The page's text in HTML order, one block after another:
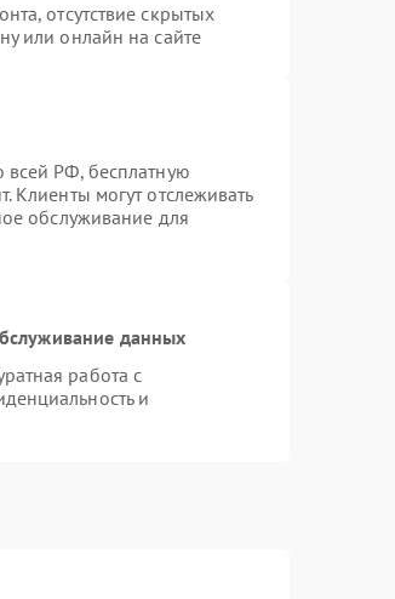
отсутствие скрытых
или онлайн на сайте
всей РФ, бесплатную
Клиенты могут отслеживать
обслуживание для
данных
работа с
и